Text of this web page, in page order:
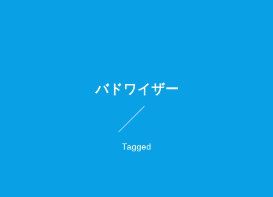
バドワイザー
Tagged